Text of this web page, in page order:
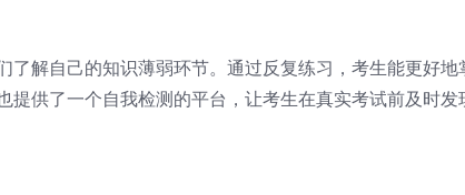
解自己的知识薄弱环节。通过反复练习，考生能更好地
供了一个自我检测的平台，让考生在真实考试前及时发